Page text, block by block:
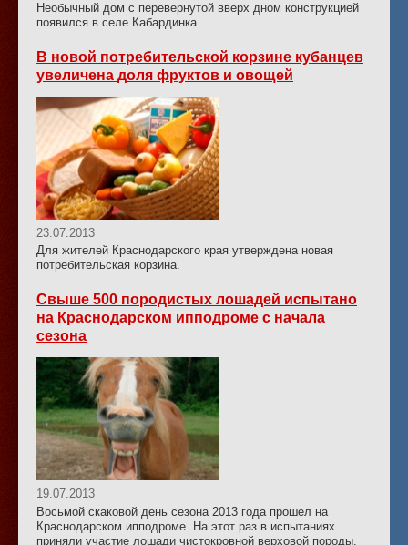
Необычный дом с перевернутой вверх дном конструкцией
появился в селе Кабардинка.
В новой потребительской корзине кубанцев
увеличена доля фруктов и овощей
23.07.2013
Для жителей Краснодарского края утверждена новая
потребительская корзина.
Свыше 500 породистых лошадей испытано
на Краснодарском ипподроме с начала
сезона
19.07.2013
Восьмой скаковой день сезона 2013 года прошел на
Краснодарском ипподроме. На этот раз в испытаниях
приняли участие лошади чистокровной верховой породы,